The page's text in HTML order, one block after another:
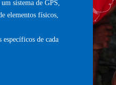
sistema de GPS,
elementos físicos,
de cada